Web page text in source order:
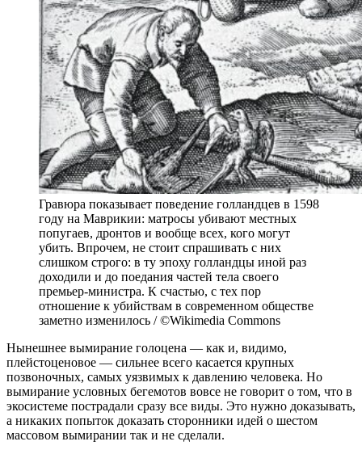
Гравюра показывает поведение голландцев в 1598
году на Маврикии: матросы убивают местных
попугаев, дронтов и вообще всех, кого могут
убить. Впрочем, не стоит спрашивать с них
слишком строго: в ту эпоху голландцы иной раз
доходили и до поедания частей тела своего
премьер-министра. К счастью, с тех пор
отношение к убийствам в современном обществе
заметно изменилось / ©Wikimedia Commons
Нынешнее вымирание голоцена — как и, видимо,
плейстоценовое — сильнее всего касается крупных
позвоночных, самых уязвимых к давлению человека. Но
вымирание условных бегемотов вовсе не говорит о том, что в
экосистеме пострадали сразу все виды. Это нужно доказывать,
а никаких попыток доказать сторонники идей о шестом
массовом вымирании так и не сделали.